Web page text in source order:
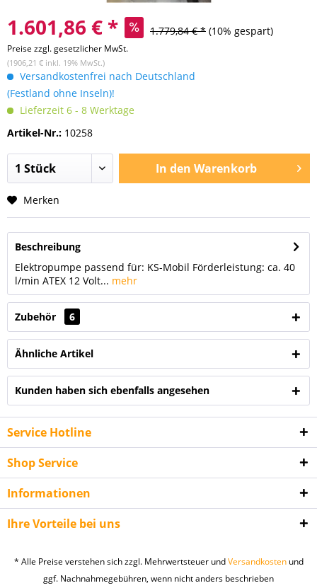
1.601,86 € * 1.779,84 € * (10% gespart)
Preise zzgl. gesetzlicher MwSt.
(1906,21 € inkl. 19% MwSt.)
Versandkostenfrei nach Deutschland
(Festland ohne Inseln)!
Lieferzeit 6 - 8 Werktage
Artikel-Nr.: 10258
In den Warenkorb
Merken
Beschreibung
Elektropumpe passend für: KS-Mobil Förderleistung: ca. 40
l/min ATEX 12 Volt... mehr
Zubehör 6
Ähnliche Artikel
Kunden haben sich ebenfalls angesehen
Service Hotline
Shop Service
Informationen
Ihre Vorteile bei uns
* Alle Preise verstehen sich zzgl. Mehrwertsteuer undVersandkostenund
ggf. Nachnahmegebühren, wenn nicht anders beschrieben